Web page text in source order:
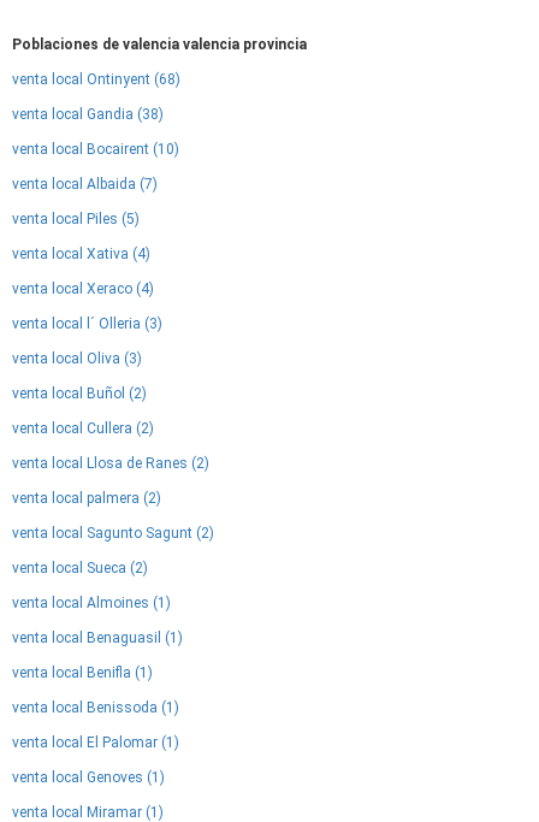
Poblaciones de valencia valencia provincia
venta local Ontinyent (68)
venta local Gandia (38)
venta local Bocairent (10)
venta local Albaida (7)
venta local Piles (5)
venta local Xativa (4)
venta local Xeraco (4)
venta local l´ Olleria (3)
venta local Oliva (3)
venta local Buñol (2)
venta local Cullera (2)
venta local Llosa de Ranes (2)
venta local palmera (2)
venta local Sagunto Sagunt (2)
venta local Sueca (2)
venta local Almoines (1)
venta local Benaguasil (1)
venta local Benifla (1)
venta local Benissoda (1)
venta local El Palomar (1)
venta local Genoves (1)
venta local Miramar (1)